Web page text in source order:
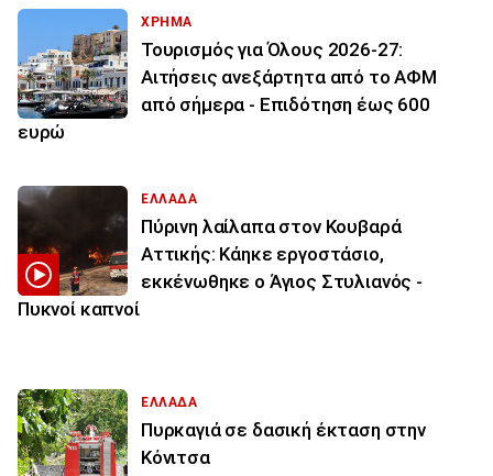
ΧΡΗΜΑ
Τουρισμός για Όλους 2026-27:
Αιτήσεις ανεξάρτητα από το ΑΦΜ
από σήμερα - Επιδότηση έως 600
ευρώ
ΕΛΛΑΔΑ
Πύρινη λαίλαπα στον Κουβαρά
Αττικής: Κάηκε εργοστάσιο,
εκκένωθηκε ο Άγιος Στυλιανός -
Πυκνοί καπνοί
ΕΛΛΑΔΑ
Πυρκαγιά σε δασική έκταση στην
Κόνιτσα